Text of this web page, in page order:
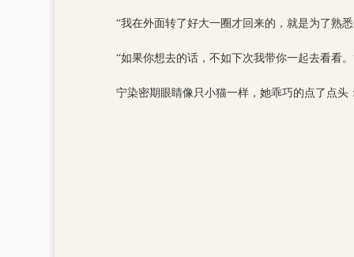
“我在外面转了好大一圈才回来的，就是为了熟
“如果你想去的话，不如下次我带你一起去看看。
宁染密期眼睛像只小猫一样，她乖巧的点了点